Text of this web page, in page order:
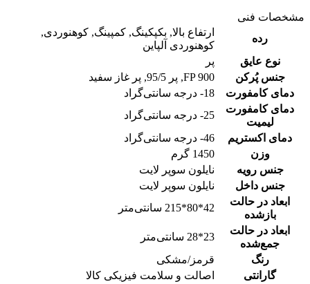
مشخصات فنی
رده
ارتفاع بالا, بکپکینگ, کمپینگ, کوهنوردی,
کوهنوردی آلپاین
نوع عایق
پر
جنس پُرکن
FP 900
, پر 95/5 , پر غاز سفید
دمای کامفورت
18- درجه سانتی‌گراد
دمای کامفورت
لیمیت
25- درجه سانتی‌گراد
دمای اکستریم
46- درجه سانتی‌گراد
وزن
1450 گرم
جنس رویه
نایلون سوپر لایت
جنس داخل
نایلون سوپر لایت
ابعاد در حالت
بازشده
42*80*215 سانتی‌متر
ابعاد در حالت
جمع‌شده
23*28 سانتی‌متر
رنگ
قرمز/مشکی
گارانتی
اصالت و سلامت فیزیکی کالا